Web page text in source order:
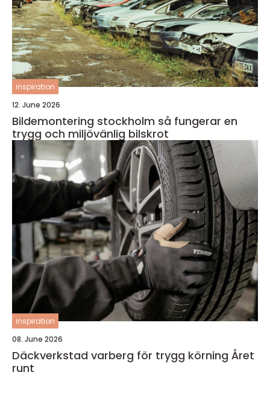
inspiration
12. June 2026
Bildemontering stockholm så fungerar en
trygg och miljövänlig bilskrot
inspiration
08. June 2026
Däckverkstad varberg för trygg körning Året
runt